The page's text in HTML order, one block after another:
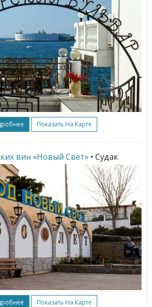
Показать На Карте
вин «Новый Свет» • Судак
Показать На Карте